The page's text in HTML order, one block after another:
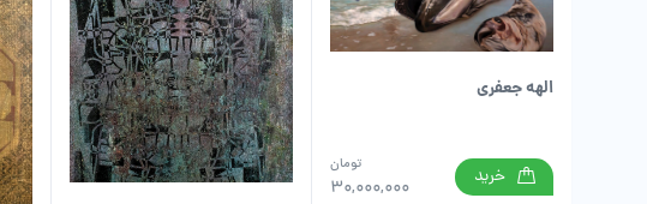
الهه جعفری
30,000,000
تومان خرید